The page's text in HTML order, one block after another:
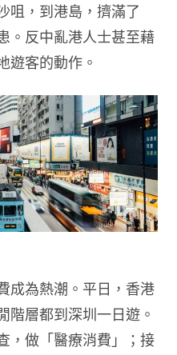
咀，到港島，擠滿了
。反中亂港人士甚至藉
遊客的動作。
成為熱潮。平日，香港
階層都到深圳一日遊。
，做「醫療消費」；接